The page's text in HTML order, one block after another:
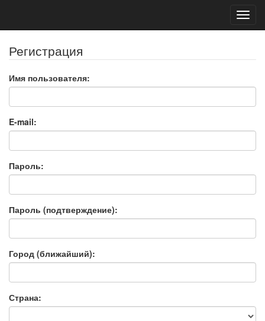
Регистрация
Имя пользователя:
E-mail:
Пароль:
Пароль (подтверждение):
Город (ближайший):
Страна: